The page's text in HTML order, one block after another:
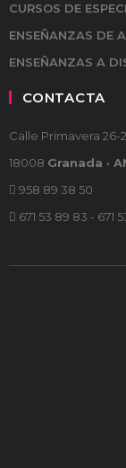
CURSOS DE
ENSEÑANZAS DE
ENSEÑANZAS A
CONTACTA
Calle Primavera 26-
18008 Granada ·
958 89 38 50
671 53 89 83 - 671